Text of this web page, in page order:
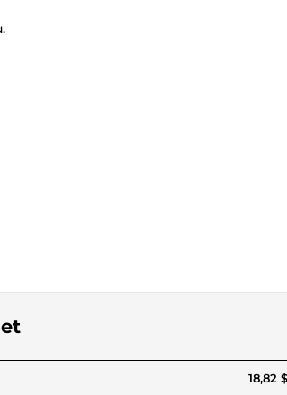
18,82